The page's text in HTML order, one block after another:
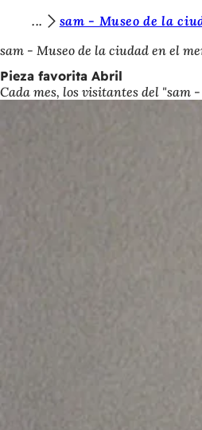
Saltar al contenido
s
t
á
sam - Museo de la
sam - Museo de la ciudad en el
Pieza favorita Abril
Cada mes, los visitantes del "sam